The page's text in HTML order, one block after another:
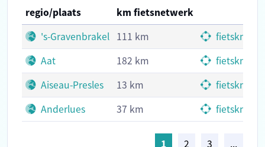
regio/plaats
km fietsnetwerk
's-Gravenbrakel 111 km
Aat
182 km
Aiseau-Presles
13 km
Anderlues
37 km
1 2 3 ...